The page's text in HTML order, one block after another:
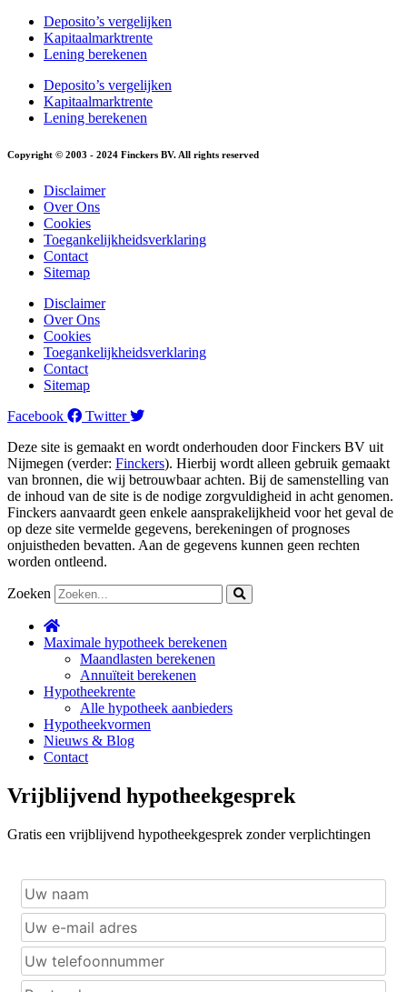
Deposito’s vergelijken
Kapitaalmarktrente
Lening berekenen
Deposito’s vergelijken
Kapitaalmarktrente
Lening berekenen
Copyright © 2003 - 2024 Finckers BV. All rights reserved
Disclaimer
Over Ons
Cookies
Toegankelijkheidsverklaring
Contact
Sitemap
Disclaimer
Over Ons
Cookies
Toegankelijkheidsverklaring
Contact
Sitemap
Facebook
Twitter
Deze site is gemaakt en wordt onderhouden door Finckers BV uit
Nijmegen (verder: Finckers). Hierbij wordt alleen gebruik gemaakt
van bronnen, die wij betrouwbaar achten. Bij de samenstelling van
de inhoud van de site is de nodige zorgvuldigheid in acht genomen.
Finckers aanvaardt geen enkele aansprakelijkheid voor het geval de
op deze site vermelde gegevens, berekeningen of prognoses
onjuistheden bevatten. Aan de gegevens kunnen geen rechten
worden ontleend.
Zoeken
Maximale hypotheek berekenen
Maandlasten berekenen
Annuïteit berekenen
Hypotheekrente
Alle hypotheek aanbieders
Hypotheekvormen
Nieuws & Blog
Contact
Vrijblijvend hypotheekgesprek
Gratis een vrijblijvend hypotheekgesprek zonder verplichtingen